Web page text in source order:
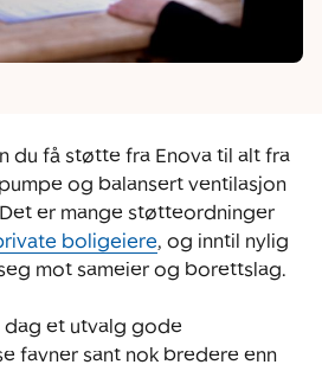
du få støtte fra Enova til alt fra
og balansert ventilasjon
er mange støtteordninger
boligeiere, og inntil nylig
mot sameier og borettslag.
dag et utvalg gode
favner sant nok bredere enn